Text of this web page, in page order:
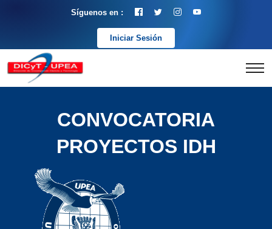
Síguenos en :
Iniciar Sesión
CONVOCATORIA
PROYECTOS IDH